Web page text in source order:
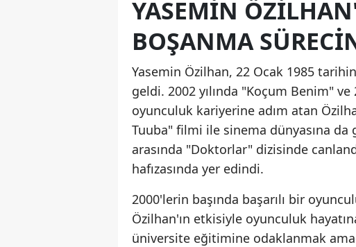
YASEMIN
BOŞANMA
Yasemin Özilhan, 22 Ocak 1985
geldi. 2002 yılında "Koçum Benim"
oyunculuk kariyerine adım atan
Tuuba" filmi ile sinema dünyasına da
arasında "Doktorlar" dizisinde
hafızasında yer edindi.
2000'lerin başında başarılı bir
Özilhan'ın etkisiyle oyunculuk
üniversite eğitimine odaklanmak